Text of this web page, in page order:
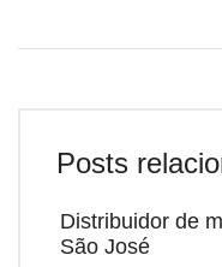
Posts
Distribuidor de
São José